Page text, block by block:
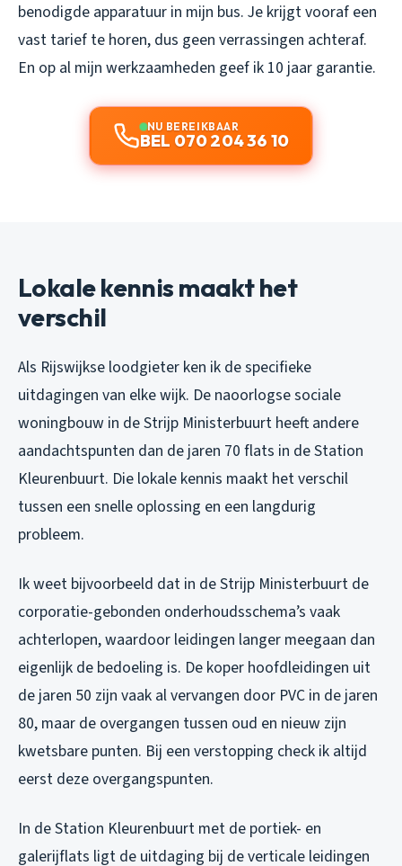
benodigde apparatuur in mijn bus. Je krijgt vooraf een
vast tarief te horen, dus geen verrassingen achteraf.
En op al mijn werkzaamheden geef ik 10 jaar garantie.
NU BEREIKBAAR
BEL 070 204 36 10
Lokale kennis maakt het
verschil
Als Rijswijkse loodgieter ken ik de specifieke
uitdagingen van elke wijk. De naoorlogse sociale
woningbouw in de Strijp Ministerbuurt heeft andere
aandachtspunten dan de jaren 70 flats in de Station
Kleurenbuurt. Die lokale kennis maakt het verschil
tussen een snelle oplossing en een langdurig
probleem.
Ik weet bijvoorbeeld dat in de Strijp Ministerbuurt de
corporatie-gebonden onderhoudsschema’s vaak
achterlopen, waardoor leidingen langer meegaan dan
eigenlijk de bedoeling is. De koper hoofdleidingen uit
de jaren 50 zijn vaak al vervangen door PVC in de jaren
80, maar de overgangen tussen oud en nieuw zijn
kwetsbare punten. Bij een verstopping check ik altijd
eerst deze overgangspunten.
In de Station Kleurenbuurt met de portiek- en
galerijflats ligt de uitdaging bij de verticale leidingen